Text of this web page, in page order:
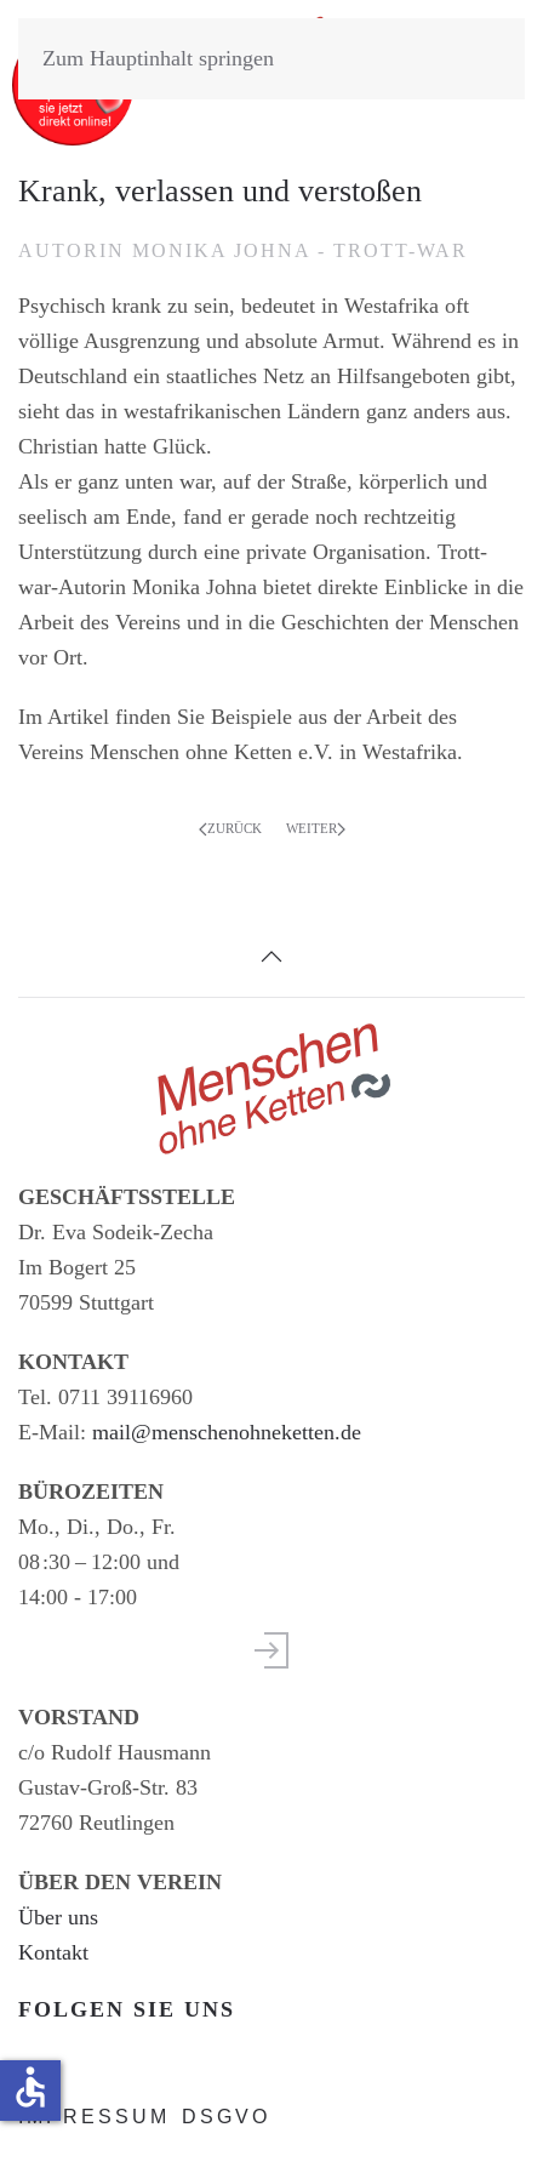
Zum Hauptinhalt springen
Krank, verlassen und verstoßen
AUTORIN MONIKA JOHNA - TROTT-WAR
Psychisch krank zu sein, bedeutet in Westafrika oft
völlige Ausgrenzung und absolute Armut. Während es in
Deutschland ein staatliches Netz an Hilfsangeboten gibt,
sieht das in westafrikanischen Ländern ganz anders aus.
Christian hatte Glück.
Als er ganz unten war, auf der Straße, körperlich und
seelisch am Ende, fand er gerade noch rechtzeitig
Unterstützung durch eine private Organisation. Trott-
war-Autorin Monika Johna bietet direkte Einblicke in die
Arbeit des Vereins und in die Geschichten der Menschen
vor Ort.
Im Artikel finden Sie Beispiele aus der Arbeit des
Vereins Menschen ohne Ketten e.V. in Westafrika.
ZURÜCK WEITER
GESCHÄFTSSTELLE
Dr. Eva Sodeik-Zecha
Im Bogert 25
70599 Stuttgart
KONTAKT
Tel. 0711 39116960
E-Mail: mail@menschenohneketten.de
BÜROZEITEN
Mo., Di., Do., Fr.
08 :30 – 12:00 und
14:00 - 17:00
VORSTAND
c/o Rudolf Hausmann
Gustav-Groß-Str. 83
72760 Reutlingen
ÜBER DEN VEREIN
Über uns
Kontakt
FOLGEN SIE UNS
IMPRESSUM DSGVO
accessible